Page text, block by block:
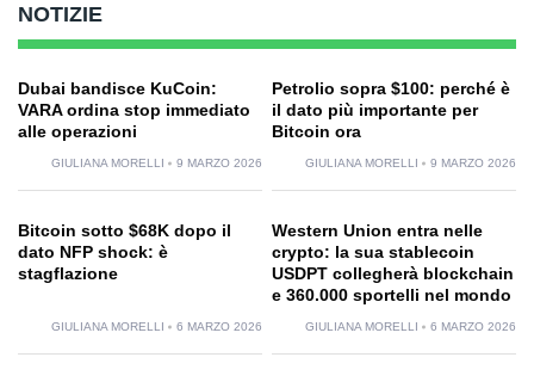
NOTIZIE
Dubai bandisce KuCoin:
VARA ordina stop immediato
alle operazioni
GIULIANA MORELLI 9 MARZO 2026
Petrolio sopra $100: perché è
il dato più importante per
Bitcoin ora
GIULIANA MORELLI 9 MARZO 2026
Bitcoin sotto $68K dopo il
dato NFP shock: è
stagflazione
GIULIANA MORELLI 6 MARZO 2026
Western Union entra nelle
crypto: la sua stablecoin
USDPT collegherà blockchain
e 360.000 sportelli nel mondo
GIULIANA MORELLI 6 MARZO 2026